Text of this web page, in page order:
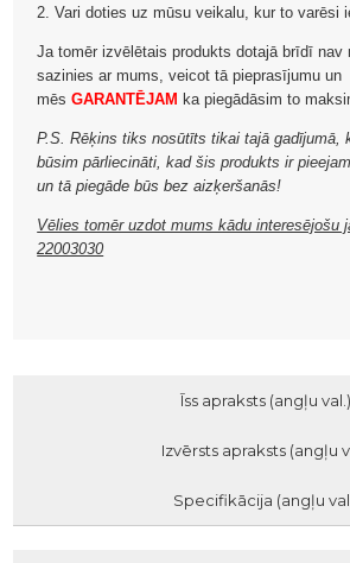
2. Vari doties uz mūsu veikalu, kur to varēsi
Ja tomēr izvēlētais produkts dotajā brīdī nav
sazinies ar mums, veicot tā pieprasījumu un
mēsGARANTĒJAM ka piegādāsim to
P.S. Rēķins tiks nosūtīts tikai tajā gadījumā,
būsim pārliecināti, kad šis produkts ir
un tā piegāde būs bez aizķeršanās!
Vēlies tomēr uzdot mums kādu interesējošu
22003030
Īss apraksts (angļu val.)
Izvērsts apraksts (angļu
Specifikācija (angļu